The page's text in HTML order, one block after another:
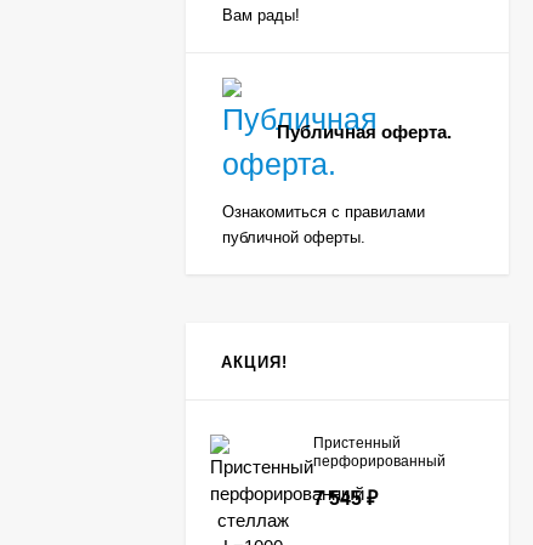
Вам рады!
Публичная оферта.
Ознакомиться с правилами
публичной оферты.
АКЦИЯ!
Пристенный
перфорированный
H=2200 мм
7 545₽